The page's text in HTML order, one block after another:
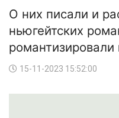
О них писали и
ньюгейтских
15-11-2023 15:52:00